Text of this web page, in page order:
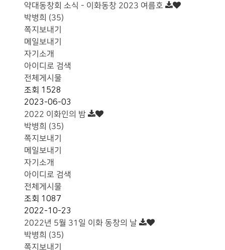
약대동창회 소식 - 이화동창 2023 여름호
박병희 (35)
쪽지보내기
메일보내기
자기소개
아이디로 검색
전체게시물
조회 1528
2023-06-03
2022 이화인의 밤
박병희 (35)
쪽지보내기
메일보내기
자기소개
아이디로 검색
전체게시물
조회 1087
2022-10-23
2022년 5월 31일 이화 동창의 날
박병희 (35)
쪽지보내기